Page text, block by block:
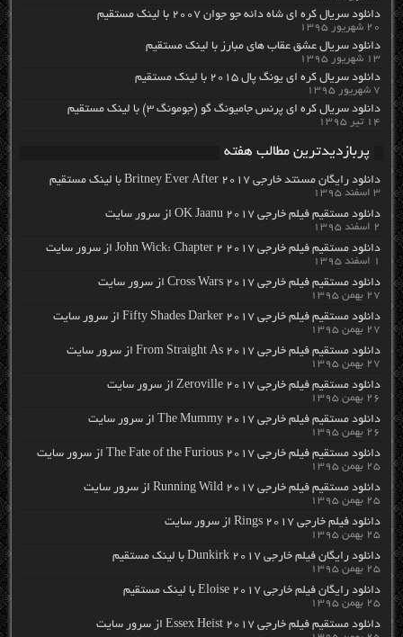
دانلود سریال کره ای شاه دائه جو جوان ۲۰۰۷ با لینک مستقیم
۲۰ شهریور ۱۳۹۵
دانلود سریال عشق عقاب های مبارز با لینک مستقیم
۱۳ شهریور ۱۳۹۵
دانلود سریال کره ای یونگ پال ۲۰۱۵ با لینک مستقیم
۷ شهریور ۱۳۹۵
دانلود سریال کره ای پرنس جامیونگ گو (جومونگ ۳) با لینک مستقیم
۱۴ تیر ۱۳۹۵
پربازدیدترین مطالب هفته
دانلود رایگان مسنتد خارجی Britney Ever After 2017 با لینک مستقیم
۳ اسفند ۱۳۹۵
دانلود مستقیم فیلم خارجی OK Jaanu 2017 از سرور سایت
۲ اسفند ۱۳۹۵
دانلود مستقیم فیلم خارجی John Wick: Chapter 2 2017 از سرور سایت
۱ اسفند ۱۳۹۵
دانلود مستقیم فیلم خارجی Cross Wars 2017 از سرور سایت
۲۷ بهمن ۱۳۹۵
دانلود مستقیم فیلم خارجی Fifty Shades Darker 2017 از سرور سایت
۲۷ بهمن ۱۳۹۵
دانلود مستقیم فیلم خارجی From Straight As 2017 از سرور سایت
۲۷ بهمن ۱۳۹۵
دانلود مستقیم فیلم خارجی Zeroville 2017 از سرور سایت
۲۶ بهمن ۱۳۹۵
دانلود مستقیم فیلم خارجی The Mummy 2017 از سرور سایت
۲۶ بهمن ۱۳۹۵
دانلود مستقیم فیلم خارجی The Fate of the Furious 2017 از سرور سایت
۲۵ بهمن ۱۳۹۵
دانلود مستقیم فیلم خارجی Running Wild 2017 از سرور سایت
۲۵ بهمن ۱۳۹۵
دانلود فیلم خارجی Rings 2017 از سرور سایت
۲۵ بهمن ۱۳۹۵
دانلود رایگان فیلم خارجی Dunkirk 2017 با لینک مستقیم
۲۵ بهمن ۱۳۹۵
دانلود رایگان فیلم خارجی Eloise 2017 با لینک مستقیم
۲۵ بهمن ۱۳۹۵
دانلود مستقیم فیلم خارجی Essex Heist 2017 از سرور سایت